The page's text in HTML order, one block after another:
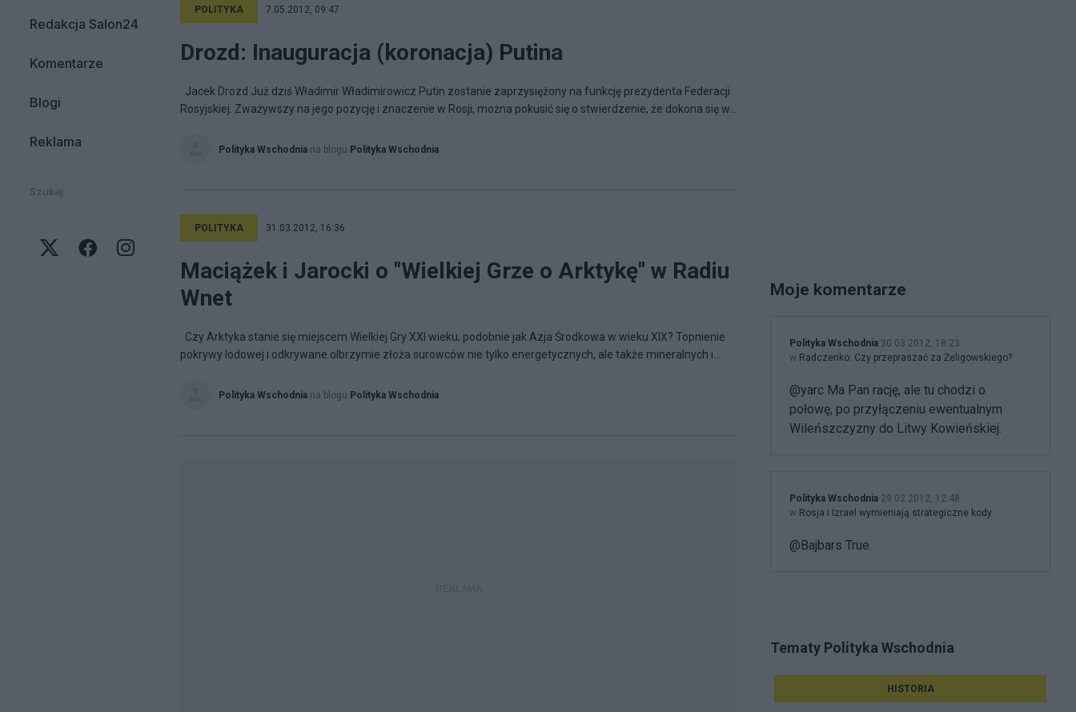
Redakcja Salon24
Komentarze
Blogi
Reklama
Szukaj:
POLITYKA 7.05.2012, 09:47
Drozd: Inauguracja (koronacja) Putina
Jacek Drozd Już dziś Władimir Władimirowicz Putin zostanie zaprzysiężony na funkcję prezydenta Federacji
Rosyjskiej. Zważywszy na jego pozycję i znaczenie w Rosji, można pokusić się o stwierdzenie, że dokona się w...
Polityka Wschodnia na blogu Polityka Wschodnia
POLITYKA 31.03.2012, 16:36
Maciążek i Jarocki o "Wielkiej Grze o Arktykę" w Radiu
Wnet
Czy Arktyka stanie się miejscem Wielkiej Gry XXI wieku, podobnie jak Azja Środkowa w wieku XIX? Topnienie
pokrywy lodowej i odkrywane olbrzymie złoża surowców nie tylko energetycznych, ale także mineralnych i...
Polityka Wschodnia na blogu Polityka Wschodnia
Moje komentarze
Polityka Wschodnia 30.03.2012, 18:23
w Radczenko: Czy przepraszać za Żeligowskiego?
@yarc Ma Pan rację, ale tu chodzi o
połowę, po przyłączeniu ewentualnym
Wileńszczyzny do Litwy Kowieńskiej.
Polityka Wschodnia 29.02.2012, 12:48
w Rosja i Izrael wymieniają strategiczne kody
@Bajbars True.
Tematy Polityka Wschodnia
HISTORIA